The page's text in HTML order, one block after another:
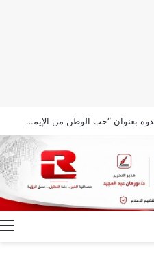
مركز شباب السلام ثالث يشهد ندوة بعنوان “حب الوطن من الإيمان ودور النشء في حفظ أمنه”